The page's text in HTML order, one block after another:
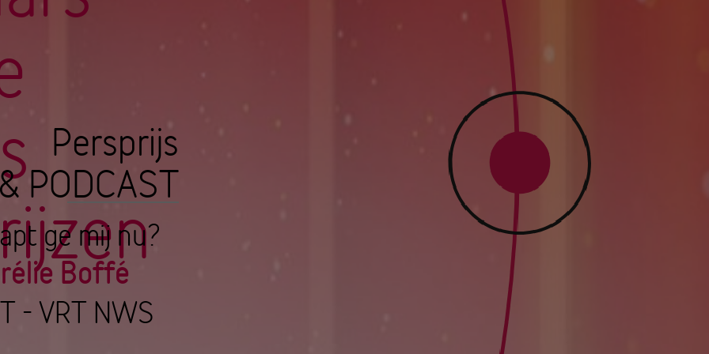
Persprijs
PODCAST
ge mij nu?
Boffé
- VRT NWS